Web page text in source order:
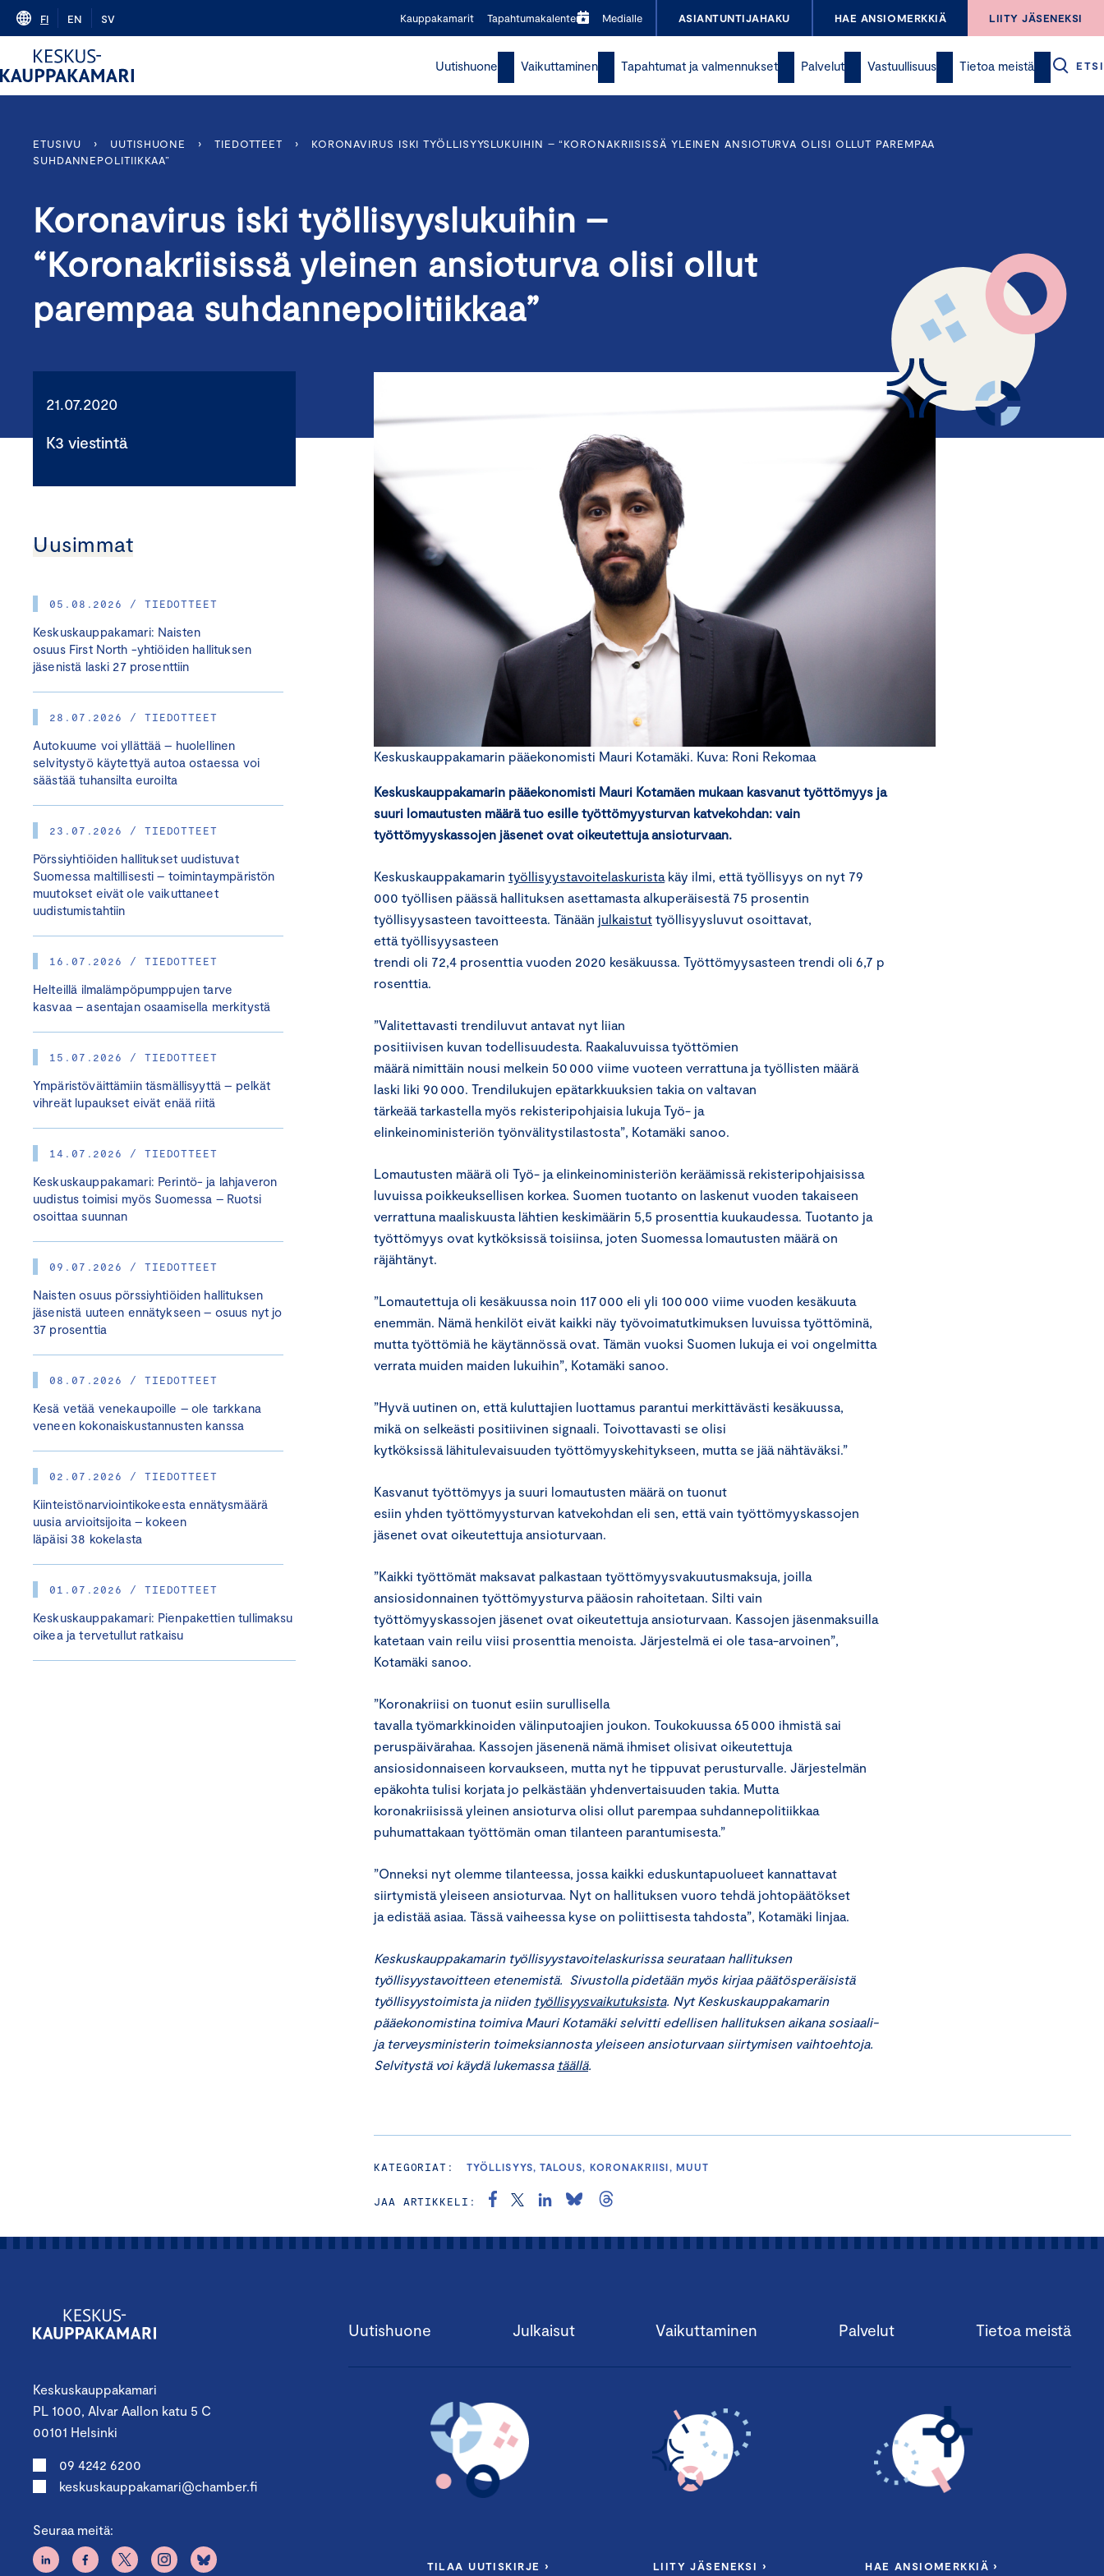
Skip
content
FI EN SV Kauppakamarit Tapahtumakalenteri Medialle ASIANTUNTIJAHAKU HAE ANSIOMERKKIÄ LIITY JÄSENEKSI
Uutishuone Vaikuttaminen Tapahtumat ja valmennukset Palvelut Vastuullisuus Tietoa meistä ETSI
ETUSIVU › UUTISHUONE › TIEDOTTEET ›
KORONAVIRUS ISKI TYÖLLISYYSLUKUIHIN – “KORONAKRIISISSÄ YLEINEN ANSIOTURVA OLISI OLLUT PAREMPAA
SUHDANNEPOLITIIKKAA”
Koronavirus iski työllisyyslukuihin –
“Koronakriisissä yleinen ansioturva olisi ollut
parempaa suhdannepolitiikkaa”
21.07.2020
K3 viestintä
Uusimmat
05.08.2026 / TIEDOTTEET
Keskuskauppakamari: Naisten
osuus First North -yhtiöiden hallituksen
jäsenistä laski 27 prosenttiin
28.07.2026 / TIEDOTTEET
Autokuume voi yllättää – huolellinen
selvitystyö käytettyä autoa ostaessa voi
säästää tuhansilta euroilta
23.07.2026 / TIEDOTTEET
Pörssiyhtiöiden hallitukset uudistuvat
Suomessa maltillisesti – toimintaympäristön
muutokset eivät ole vaikuttaneet
uudistumistahtiin
16.07.2026 / TIEDOTTEET
Helteillä ilmalämpöpumppujen tarve
kasvaa – asentajan osaamisella merkitystä
15.07.2026 / TIEDOTTEET
Ympäristöväittämiin täsmällisyyttä – pelkät
vihreät lupaukset eivät enää riitä
14.07.2026 / TIEDOTTEET
Keskuskauppakamari: Perintö- ja lahjaveron
uudistus toimisi myös Suomessa – Ruotsi
osoittaa suunnan
09.07.2026 / TIEDOTTEET
Naisten osuus pörssiyhtiöiden hallituksen
jäsenistä uuteen ennätykseen – osuus nyt jo
37 prosenttia
08.07.2026 / TIEDOTTEET
Kesä vetää venekaupoille – ole tarkkana
veneen kokonaiskustannusten kanssa
02.07.2026 / TIEDOTTEET
Kiinteistönarviointikokeesta ennätysmäärä
uusia arvioitsijoita – kokeen
läpäisi 38 kokelasta
01.07.2026 / TIEDOTTEET
Keskuskauppakamari: Pienpakettien tullimaksu
oikea ja tervetullut ratkaisu
Keskuskauppakamarin pääekonomisti Mauri Kotamäki. Kuva: Roni Rekomaa
Keskuskauppakamarin pääekonomisti Mauri Kotamäen mukaan kasvanut työttömyys ja
suuri lomautusten määrä tuo esille työttömyysturvan katvekohdan: vain
työttömyyskassojen jäsenet ovat oikeutettuja ansioturvaan.
Keskuskauppakamarin työllisyystavoitelaskurista käy ilmi, että työllisyys on nyt 79
000 työllisen päässä hallituksen asettamasta alkuperäisestä 75 prosentin
työllisyysasteen tavoitteesta. Tänään julkaistut työllisyysluvut osoittavat,
että työllisyysasteen
trendi oli 72,4 prosenttia vuoden 2020 kesäkuussa. Työttömyysasteen trendi oli 6,7 p
rosenttia.
”Valitettavasti trendiluvut antavat nyt liian
positiivisen kuvan todellisuudesta. Raakaluvuissa työttömien
määrä nimittäin nousi melkein 50 000 viime vuoteen verrattuna ja työllisten määrä
laski liki 90 000. Trendilukujen epätarkkuuksien takia on valtavan
tärkeää tarkastella myös rekisteripohjaisia lukuja Työ- ja
elinkeinoministeriön työnvälitystilastosta”, Kotamäki sanoo.
Lomautusten määrä oli Työ- ja elinkeinoministeriön keräämissä rekisteripohjaisissa
luvuissa poikkeuksellisen korkea. Suomen tuotanto on laskenut vuoden takaiseen
verrattuna maaliskuusta lähtien keskimäärin 5,5 prosenttia kuukaudessa. Tuotanto ja
työttömyys ovat kytköksissä toisiinsa, joten Suomessa lomautusten määrä on
räjähtänyt.
”Lomautettuja oli kesäkuussa noin 117 000 eli yli 100 000 viime vuoden kesäkuuta
enemmän. Nämä henkilöt eivät kaikki näy työvoimatutkimuksen luvuissa työttöminä,
mutta työttömiä he käytännössä ovat. Tämän vuoksi Suomen lukuja ei voi ongelmitta
verrata muiden maiden lukuihin”, Kotamäki sanoo.
”Hyvä uutinen on, että kuluttajien luottamus parantui merkittävästi kesäkuussa,
mikä on selkeästi positiivinen signaali. Toivottavasti se olisi
kytköksissä lähitulevaisuuden työttömyyskehitykseen, mutta se jää nähtäväksi.”
Kasvanut työttömyys ja suuri lomautusten määrä on tuonut
esiin yhden työttömyysturvan katvekohdan eli sen, että vain työttömyyskassojen
jäsenet ovat oikeutettuja ansioturvaan.
”Kaikki työttömät maksavat palkastaan työttömyysvakuutusmaksuja, joilla
ansiosidonnainen työttömyysturva pääosin rahoitetaan. Silti vain
työttömyyskassojen jäsenet ovat oikeutettuja ansioturvaan. Kassojen jäsenmaksuilla
katetaan vain reilu viisi prosenttia menoista. Järjestelmä ei ole tasa-arvoinen”,
Kotamäki sanoo.
”Koronakriisi on tuonut esiin surullisella
tavalla työmarkkinoiden välinputoajien joukon. Toukokuussa 65 000 ihmistä sai
peruspäivärahaa. Kassojen jäsenenä nämä ihmiset olisivat oikeutettuja
ansiosidonnaiseen korvaukseen, mutta nyt he tippuvat perusturvalle. Järjestelmän
epäkohta tulisi korjata jo pelkästään yhdenvertaisuuden takia. Mutta
koronakriisissä yleinen ansioturva olisi ollut parempaa suhdannepolitiikkaa
puhumattakaan työttömän oman tilanteen parantumisesta.”
”Onneksi nyt olemme tilanteessa, jossa kaikki eduskuntapuolueet kannattavat
siirtymistä yleiseen ansioturvaa. Nyt on hallituksen vuoro tehdä johtopäätökset
ja edistää asiaa. Tässä vaiheessa kyse on poliittisesta tahdosta”, Kotamäki linjaa.
Keskuskauppakamarin työllisyystavoitelaskurissa seurataan hallituksen
työllisyystavoitteen etenemistä. Sivustolla pidetään myös kirjaa päätösperäisistä
työllisyystoimista ja niiden työllisyysvaikutuksista. Nyt Keskuskauppakamarin
pääekonomistina toimiva Mauri Kotamäki selvitti edellisen hallituksen aikana sosiaali-
ja terveysministerin toimeksiannosta yleiseen ansioturvaan siirtymisen vaihtoehtoja.
Selvitystä voi käydä lukemassa täällä.
KATEGORIAT: TYÖLLISYYS, TALOUS, KORONAKRIISI, MUUT
JAA ARTIKKELI:
Keskuskauppakamari
PL 1000, Alvar Aallon katu 5 C
00101 Helsinki
09 4242 6200
keskuskauppakamari@chamber.fi
Seuraa meitä:
Uutishuone Julkaisut Vaikuttaminen Palvelut Tietoa meistä
TILAA UUTISKIRJE › LIITY JÄSENEKSI › HAE ANSIOMERKKIÄ ›